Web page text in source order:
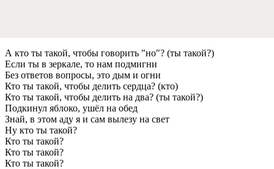
А кто ты такой, чтобы говорить "но"? (ты такой?)
Если ты в зеркале, то нам подмигни
Без ответов вопросы, это дым и огни
Кто ты такой, чтобы делить сердца? (кто)
Кто ты такой, чтобы делить на два? (ты такой?)
Подкинул яблоко, ушёл на обед
Знай, в этом аду я и сам вылезу на свет
Ну кто ты такой?
Кто ты такой?
Кто ты такой?
Кто ты такой?